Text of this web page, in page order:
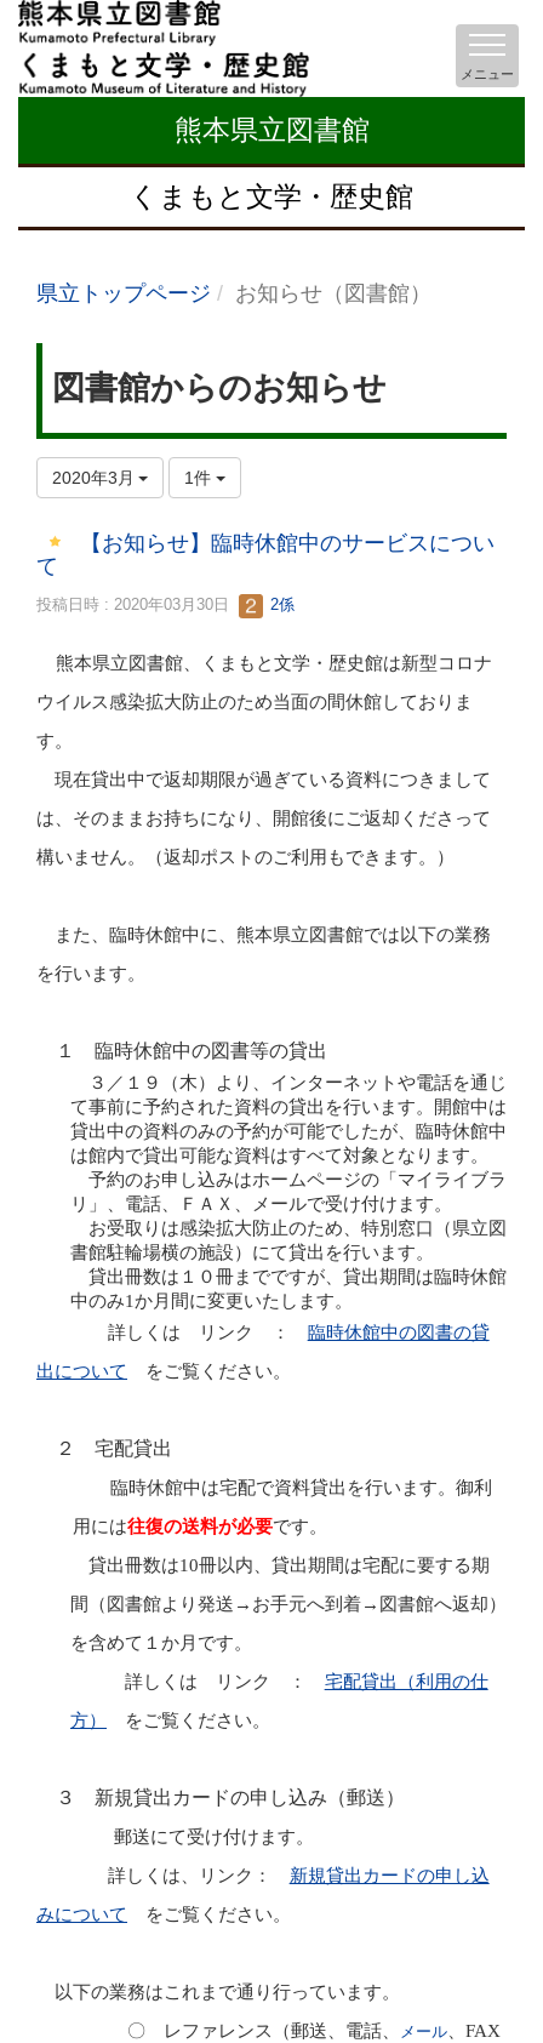
熊本県立図書館
くまもと文学・歴史館
メニュー
県立トップページ お知らせ（図書館）
図書館からのお知らせ
2020年3月 1件
【お知らせ】臨時休館中のサービスについ
て
投稿日時 : 2020年03月30日 2係
熊本県立図書館、くまもと文学・歴史館は新型コロナ
ウイルス感染拡大防止のため当面の間休館しておりま
す。
現在貸出中で返却期限が過ぎている資料につきまして
は、そのままお持ちになり、開館後にご返却くださって
構いません。（返却ポストのご利用もできます。）
また、臨時休館中に、熊本県立図書館では以下の業務
を行います。
１ 臨時休館中の図書等の貸出
３／１９（木）より、インターネットや電話を通じ
て事前に予約された資料の貸出を行います。開館中は
貸出中の資料のみの予約が可能でしたが、臨時休館中
は館内で貸出可能な資料はすべて対象となります。
予約のお申し込みはホームページの「マイライブラ
リ」、電話、ＦＡＸ、メールで受け付けます。
お受取りは感染拡大防止のため、特別窓口（県立図
書館駐輪場横の施設）にて貸出を行います。
貸出冊数は１０冊までですが、貸出期間は臨時休館
中のみ1か月間に変更いたします。
詳しくは リンク ： 臨時休館中の図書の貸
出について
をご覧ください。
２ 宅配貸出
臨時休館中は宅配で資料貸出を行います。御利
用には往復の送料が必要です。
貸出冊数は10冊以内、貸出期間は宅配に要する期
間（図書館より発送→お手元へ到着→図書館へ返却）
を含めて１か月です。
詳しくは リンク ： 宅配貸出（利用の仕
方）
をご覧ください。
３ 新規貸出カードの申し込み（郵送）
郵送にて受け付けます。
詳しくは、リンク： 新規貸出カードの申し込
みについて
をご覧ください。
以下の業務はこれまで通り行っています。
〇 レファレンス（郵送、電話、
メール、 FAX